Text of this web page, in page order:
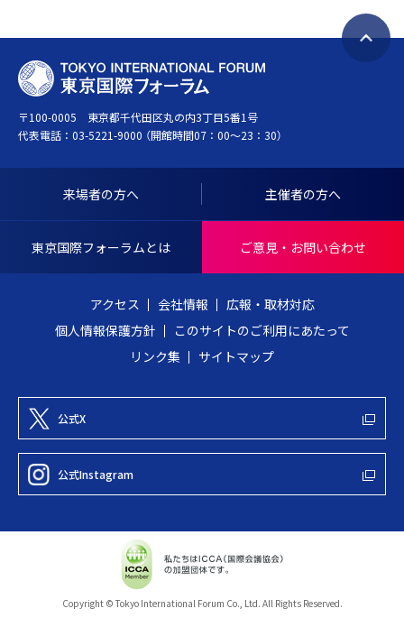
ペ
プ
戻
る
T
O
K
Y
O
N
N
O
〒100-0005 東京都千代田区丸の内3丁目5番1号
代表電話： 03-5221-9000 （開館時間07：00～23：30）
来場者の方へ 主催者の方へ
東京国際フォーラムとは ご意見・お問い合わせ
アクセス 会社情報
広報・取材対応
個人情報保護方針
このサイトのご利用にあたって
リンク集
サイトマップ
公式X
公式Instagram
Copyright © Tokyo International Forum Co., Ltd. All Rights Reserved.